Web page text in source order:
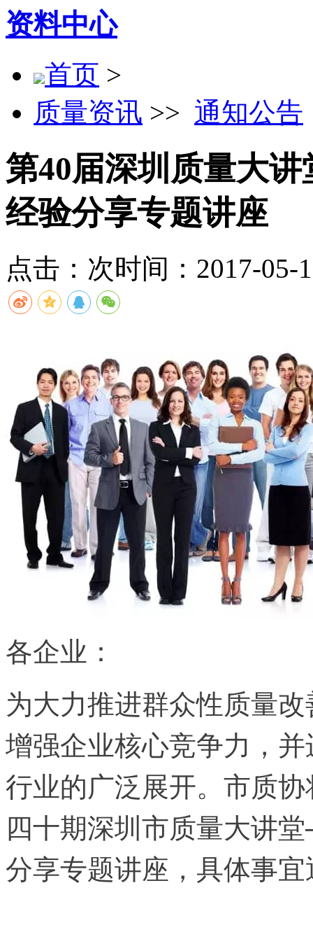
资料中心
首页 >
质量资讯 >> 通知公告
第40届深圳质量大
经验分享专题讲座
点击： 次时间：2017-05-
各企业：
为大力推进群众性质量
增强企业核心竞争力，
行业的广泛展开。市质
四十期深圳市质量大讲
分享专题讲座，具体事